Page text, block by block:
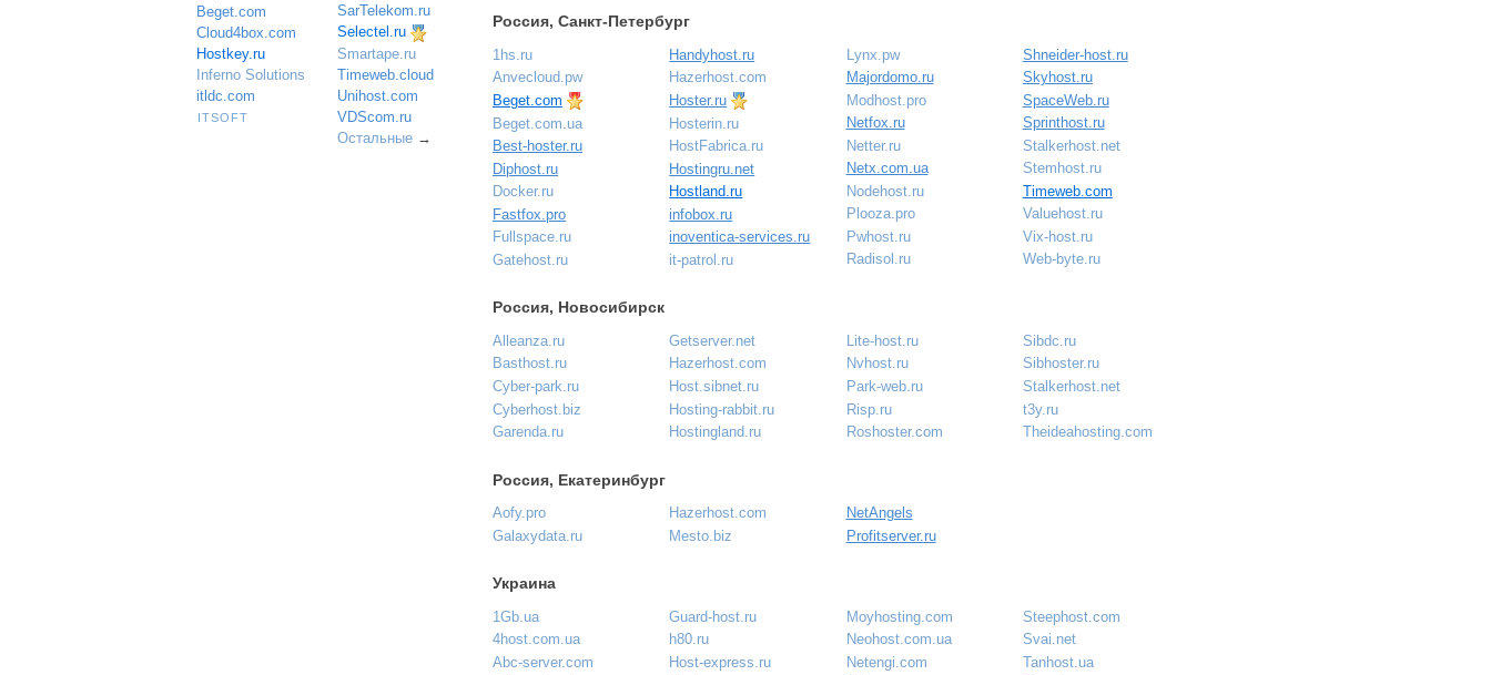
Россия, Санкт-Петербург
1hs.ru
Anvecloud.pw
Beget.com
Beget.com.ua
Best-hoster.ru
Diphost.ru
Docker.ru
Fastfox.pro
Fullspace.ru
Gatehost.ru
Handyhost.ru
Hazerhost.com
Hoster.ru
Hosterin.ru
HostFabrica.ru
Hostingru.net
Hostland.ru
infobox.ru
inoventica-services.ru
it-patrol.ru
Lynx.pw
Majordomo.ru
Modhost.pro
Netfox.ru
Netter.ru
Netx.com.ua
Nodehost.ru
Plooza.pro
Pwhost.ru
Radisol.ru
Shneider-host.ru
Skyhost.ru
SpaceWeb.ru
Sprinthost.ru
Stalkerhost.net
Stemhost.ru
Timeweb.com
Valuehost.ru
Vix-host.ru
Web-byte.ru
Россия, Новосибирск
Alleanza.ru
Basthost.ru
Cyber-park.ru
Cyberhost.biz
Garenda.ru
Getserver.net
Hazerhost.com
Host.sibnet.ru
Hosting-rabbit.ru
Hostingland.ru
Lite-host.ru
Nvhost.ru
Park-web.ru
Risp.ru
Roshoster.com
Sibdc.ru
Sibhoster.ru
Stalkerhost.net
t3y.ru
Theideahosting.com
Россия, Екатеринбург
Aofy.pro
Galaxydata.ru
Hazerhost.com
Mesto.biz
NetAngels
Profitserver.ru
Украина
1Gb.ua
4host.com.ua
Abc-server.com
Guard-host.ru
h80.ru
Host-express.ru
Moyhosting.com
Neohost.com.ua
Netengi.com
Steephost.com
Svai.net
Tanhost.ua
Beget.com
Cloud4box.com
Hostkey.ru
Inferno Solutions
itldc.com
ITSOFT
SarTelekom.ru
Selectel.ru
Smartape.ru
Timeweb.cloud
Unihost.com
VDScom.ru
Остальные →